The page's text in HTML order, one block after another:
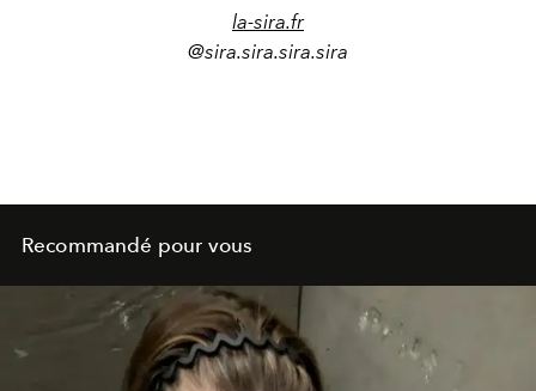
la-sira.fr
@sira.sira.sira.sira
Recommandé pour vous